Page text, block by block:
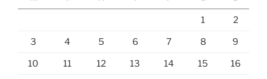
1 2
3 4 5 6 7 8 9
10 11 12 13 14 15 16